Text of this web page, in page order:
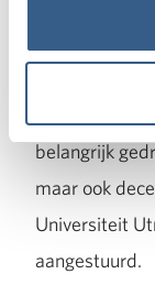
belangrijk
maar ook
Universiteit
aangestuurd.